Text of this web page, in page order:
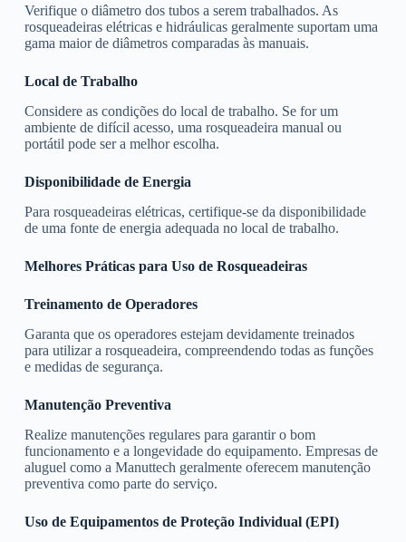
Verifique o diâmetro dos tubos a serem trabalhados. As
rosqueadeiras elétricas e hidráulicas geralmente suportam uma
gama maior de diâmetros comparadas às manuais.
Local de Trabalho
Considere as condições do local de trabalho. Se for um
ambiente de difícil acesso, uma rosqueadeira manual ou
portátil pode ser a melhor escolha.
Disponibilidade de Energia
Para rosqueadeiras elétricas, certifique-se da disponibilidade
de uma fonte de energia adequada no local de trabalho.
Melhores Práticas para Uso de Rosqueadeiras
Treinamento de Operadores
Garanta que os operadores estejam devidamente treinados
para utilizar a rosqueadeira, compreendendo todas as funções
e medidas de segurança.
Manutenção Preventiva
Realize manutenções regulares para garantir o bom
funcionamento e a longevidade do equipamento. Empresas de
aluguel como a Manuttech geralmente oferecem manutenção
preventiva como parte do serviço.
Uso de Equipamentos de Proteção Individual (EPI)